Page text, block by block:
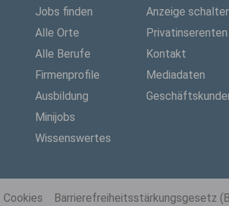
Jobs finden
Alle Orte
Alle Berufe
Firmenprofile
Ausbildung
Minijobs
Wissenswertes
Anzeige
Privatinserenten
Kontakt
Mediadaten
Cookies Barrierefreiheitsstärkungsgesetz